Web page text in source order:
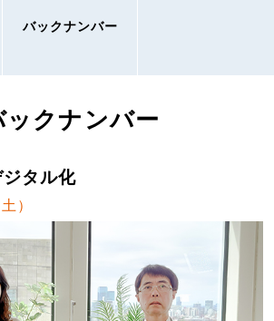
バックナンバー
ックナンバー
タル化
）